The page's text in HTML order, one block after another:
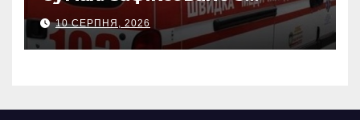
влучань, щонайменше
п’ятеро поранених
10 СЕРПНЯ, 2026